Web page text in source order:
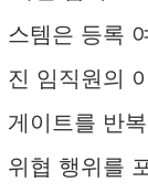
스템은 등록
진 임직원의
게이트를 반
위협 행위를